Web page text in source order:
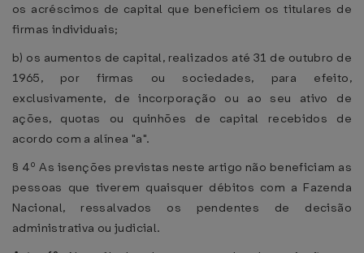
os acréscimos de capital que beneficiem os titulares de
firmas individuais;
b) os aumentos de capital, realizados até 31 de outubro de
1965, por firmas ou sociedades, para efeito,
exclusivamente, de incorporação ou ao seu ativo de
ações, quotas ou quinhões de capital recebidos de
acordo com a alínea "a".
§ 4º As isenções previstas neste artigo não beneficiam as
pessoas que tiverem quaisquer débitos com a Fazenda
Nacional, ressalvados os pendentes de decisão
administrativa ou judicial.